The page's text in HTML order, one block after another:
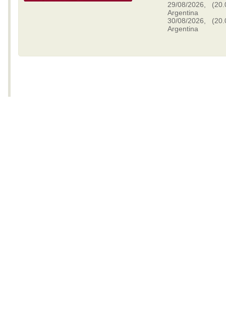
29/08/2026,
Argentina
30/08/2026,
Argentina